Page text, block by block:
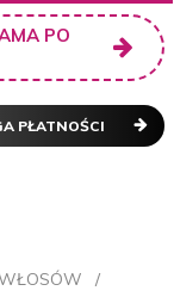
PO
PŁATNOŚCI